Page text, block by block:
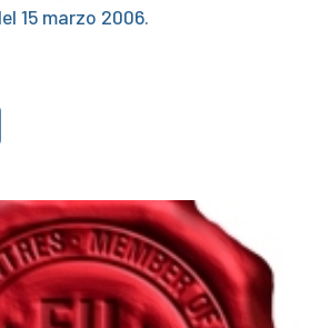
15 marzo 2006.